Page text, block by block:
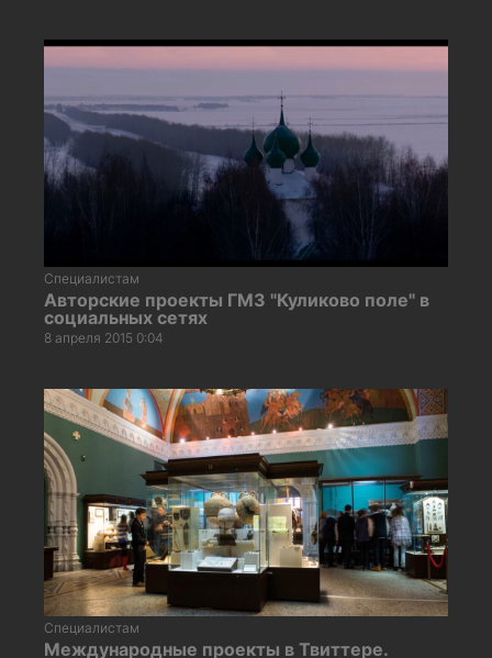
Специалистам
Авторские проекты ГМЗ "Куликово поле" в
социальных сетях
8 апреля 2015 0:04
Специалистам
Международные проекты в Твиттере.